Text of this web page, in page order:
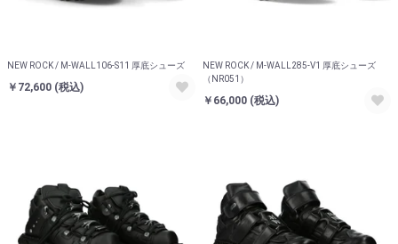
NEW ROCK / M-WALL106-S11 厚底シューズ
￥72,600 (税込)
NEW ROCK / M-WALL285-V1 厚底シューズ
（NR051）
￥66,000 (税込)